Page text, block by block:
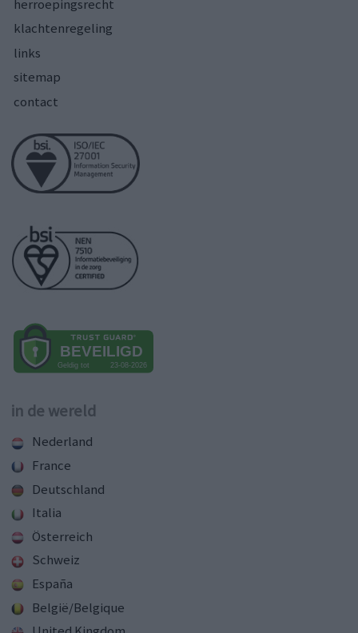
herroepingsrecht
klachtenregeling
links
sitemap
contact
in de wereld
Nederland
France
Deutschland
Italia
Österreich
Schweiz
España
België/Belgique